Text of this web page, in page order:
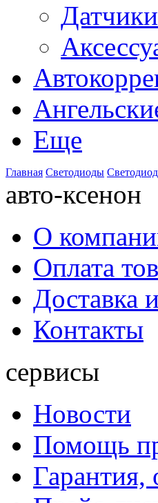
Еще
Главная Светодиоды
авто-ксенон
О
Оплата
Доставка
Контакты
сервисы
Новости
Помощь
Гарантия,